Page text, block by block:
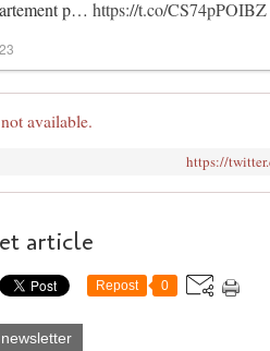
p… https://t.co/CS74pPOIBZ
available.
https://
article
Repost 0